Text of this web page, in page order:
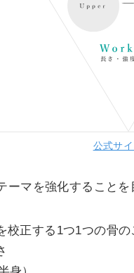
公式サイ
ーマを強化することを
正する1つ1つの骨の